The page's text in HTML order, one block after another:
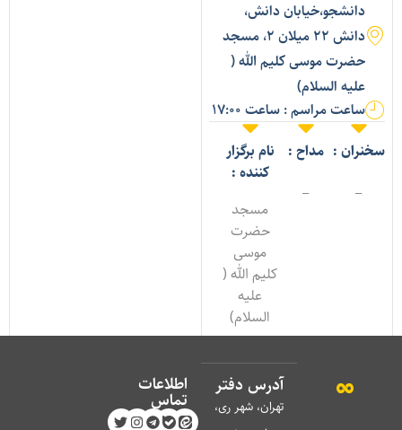
دانشجو،خیابان دانش،
دانش ۲۲ میلان ۲، مسجد
حضرت موسی کلیم الله (
علیه السلام)
ساعت مراسم : ساعت 17:00
: مداح : نام برگزار
کننده :
مسجد
حضرت
موسی
کلیم الله (
علیه
السلام)
آدرس دفتر
تهران، شهر ری،
اطلاعات
تماس